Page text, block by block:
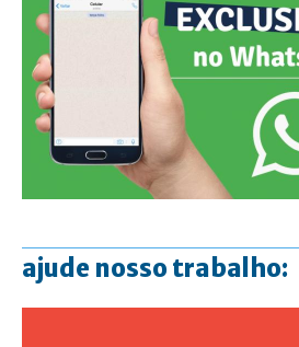
ajude nosso trabalho: